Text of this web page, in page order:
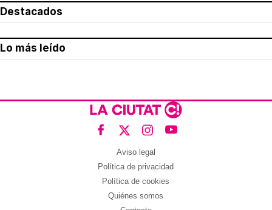
Destacados
Lo más leído
Aviso legal
Política de privacidad
Política de cookies
Quiénes somos